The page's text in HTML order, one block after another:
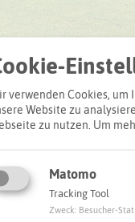
Ziel
verwenden Cookies,
Website zu
zu nutzen. Um
Matomo
Tracking Tool
Zweck: Besucher-